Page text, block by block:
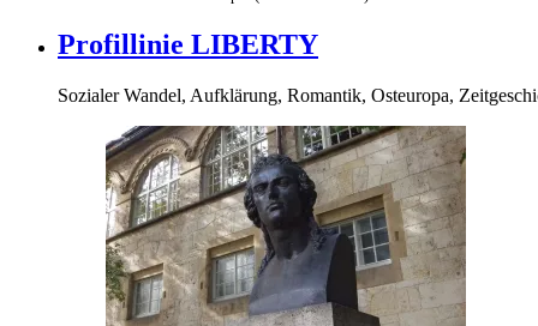
Profillinie LIBERTY
Sozialer Wandel, Aufklärung, Romantik, Osteuropa,